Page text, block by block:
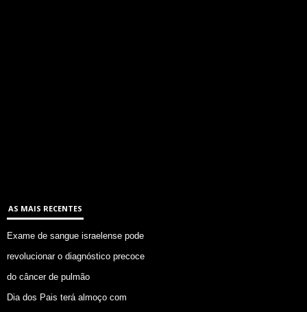
AS MAIS RECENTES
Exame de sangue israelense pode
revolucionar o diagnóstico precoce
do câncer de pulmão
Dia dos Pais terá almoço com